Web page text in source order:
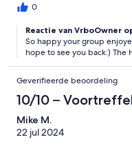
0
Reactie van VrboOwner
So happy your group
hope to see you back:) The
Geverifieerde beoordeling
10/10 –
Mike M.
22 jul 2024